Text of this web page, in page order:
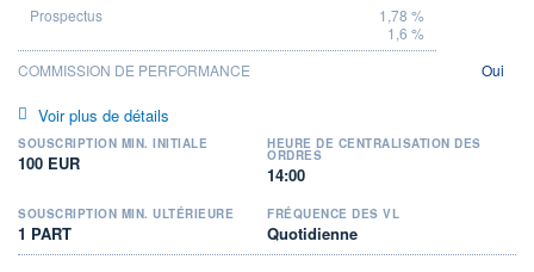
1,78 %
1,6 %
COMMISSION DE PERFORMANCE
Oui
Voir plus de détails
SOUSCRIPTION MIN. INITIALE
100 EUR
HEURE DE CENTRALISATION DES
ORDRES
14:00
SOUSCRIPTION MIN. ULTÉRIEURE
1 PART
FRÉQUENCE DES VL
Quotidienne